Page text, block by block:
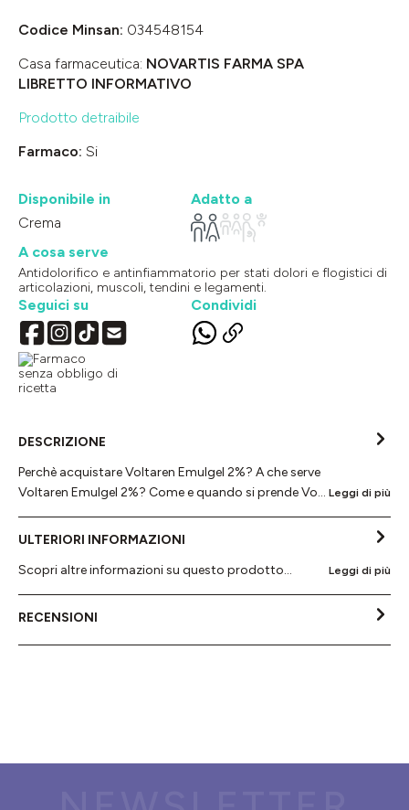
Codice Minsan: 034548154
Casa farmaceutica: NOVARTIS FARMA SPA
LIBRETTO INFORMATIVO
Prodotto detraibile
Farmaco: Si
Disponibile in
Crema
Adatto a
A cosa serve
Antidolorifico e antinfiammatorio per stati dolori e flogistici di
articolazioni, muscoli, tendini e legamenti.
Seguici su Condividi
DESCRIZIONE
Perchè acquistare Voltaren Emulgel 2%? A che serve
Voltaren Emulgel 2%? Come e quando si prende Vo… Leggi di più
ULTERIORI INFORMAZIONI
Scopri altre informazioni su questo prodotto...
Leggi di più
RECENSIONI